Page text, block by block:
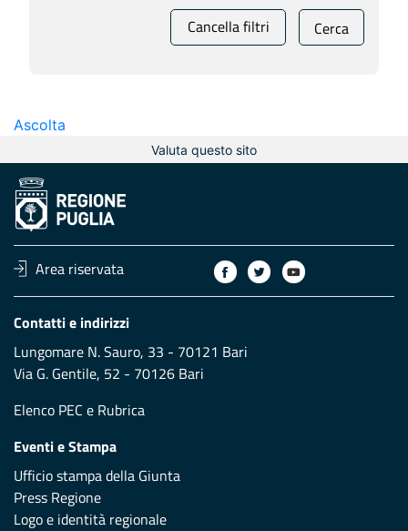
Cancella filtri Cerca
Ascolta
Valuta questo sito
Area riservata
Contatti e indirizzi
Lungomare N. Sauro, 33 - 70121 Bari
Via G. Gentile, 52 - 70126 Bari
Elenco PEC e Rubrica
Eventi e Stampa
Ufficio stampa della Giunta
Press Regione
Logo e identità regionale